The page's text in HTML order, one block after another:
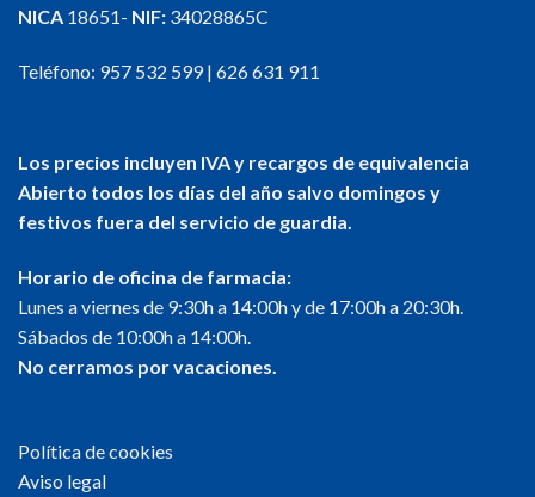
NICA 18651- NIF: 34028865C
Teléfono: 957 532 599| 626 631 911
Los precios incluyen IVA y recargos de equivalencia
Abierto todos los días del año salvo domingos y
festivos fuera del servicio de guardia.
Horario de oficina de farmacia:
Lunes a viernes de 9:30h a 14:00h y de 17:00h a 20:30h.
Sábados de 10:00h a 14:00h.
No cerramos por vacaciones.
Política de cookies
Aviso legal